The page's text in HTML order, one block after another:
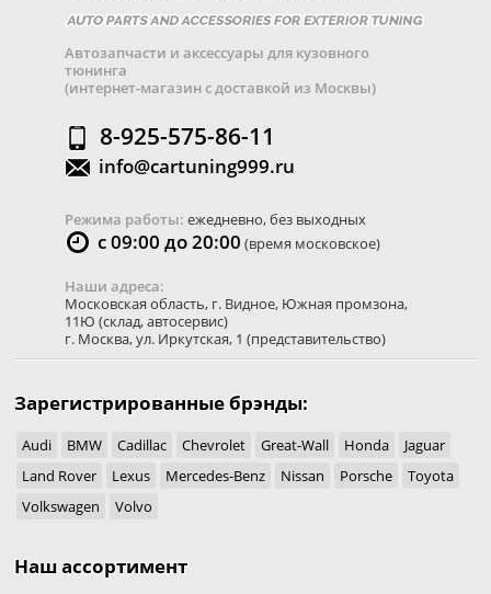
Автозапчасти и аксессуары для кузовного
тюнинга
(интернет-магазин с доставкой из Москвы)
8-925-575-86-11
info@cartuning999.ru
Режима работы: ежедневно, без выходных
с 09:00 до 20:00 (время московское)
Наши адреса:
Московская область, г. Видное, Южная промзона,
11Ю (склад, автосервис)
г. Москва,ул. Иркутская, 1 (представительство)
Зарегистрированные брэнды:
Audi BMW Cadillac Chevrolet Great-Wall Honda
Jaguar
Land Rover
Lexus Mercedes-Benz Nissan Porsche
Toyota
Volkswagen
Volvo
Наш ассортимент